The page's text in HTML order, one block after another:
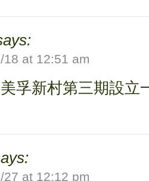
18 at 12:51 am
孚新村第三期設立
27 at 12:12 pm